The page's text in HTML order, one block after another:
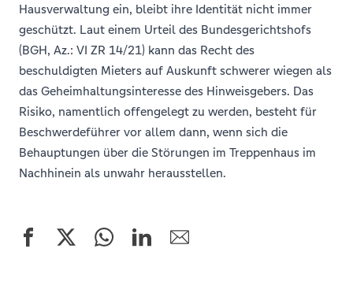
Hausverwaltung ein, bleibt ihre Identität nicht immer
geschützt. Laut einem Urteil des Bundesgerichtshofs
(BGH, Az.: VI ZR 14/21) kann das Recht des
beschuldigten Mieters auf Auskunft schwerer wiegen als
das Geheimhaltungsinteresse des Hinweisgebers. Das
Risiko, namentlich offengelegt zu werden, besteht für
Beschwerdeführer vor allem dann, wenn sich die
Behauptungen über die Störungen im Treppenhaus im
Nachhinein als unwahr herausstellen.